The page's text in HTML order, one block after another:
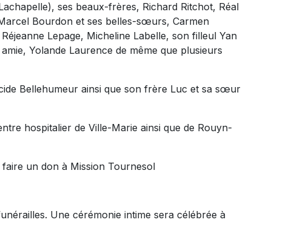
ses beaux-frères, Richard Ritchot, Réal
Bourdon et ses belles-sœurs, Carmen
Lepage, Micheline Labelle, son filleul Yan
Yolande Laurence de même que plusieurs
Bellehumeur ainsi que son frère Luc et sa sœur
hospitalier de Ville-Marie ainsi que de Rouyn-
un don à Mission Tournesol
Une cérémonie intime sera célébrée à